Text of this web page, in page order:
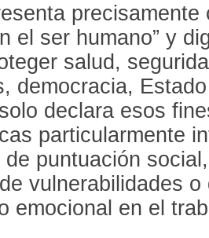
el ser humano” y
salud,
democracia,
declara esos
particularmente
puntuación
vulnerabilidades
emocional en el